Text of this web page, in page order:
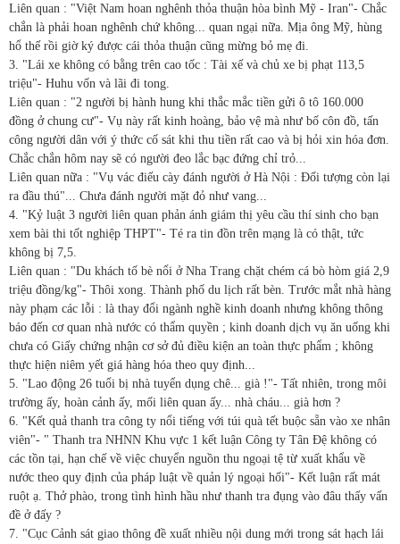
Liên quan : "Việt Nam hoan nghênh thỏa thuận hòa bình Mỹ - Iran"- Chắc
chắn là phải hoan nghênh chứ không... quan ngại nữa. Mịa ông Mỹ, hùng
hổ thế rồi giờ ký được cái thỏa thuận cũng mừng bỏ mẹ đi.
3. "Lái xe không có bằng trên cao tốc : Tài xế và chủ xe bị phạt 113,5
triệu"- Huhu vốn và lãi đi tong.
Liên quan : "2 người bị hành hung khi thắc mắc tiền gửi ô tô 160.000
đồng ở chung cư"- Vụ này rất kinh hoàng, bảo vệ mà như bố côn đồ, tấn
công người dân với ý thức cố sát khi thu tiền rất cao và bị hỏi xin hóa đơn.
Chắc chắn hôm nay sẽ có người đeo lắc bạc đứng chỉ trỏ...
Liên quan nữa : "Vụ vác điếu cày đánh người ở Hà Nội : Đối tượng còn lại
ra đầu thú"... Chưa đánh người mặt đỏ như vang...
4. "Kỷ luật 3 người liên quan phản ánh giám thị yêu cầu thí sinh cho bạn
xem bài thi tốt nghiệp THPT"- Té ra tin đồn trên mạng là có thật, tức
không bị 7,5.
Liên quan : "Du khách tố bè nổi ở Nha Trang chặt chém cá bò hòm giá 2,9
triệu đồng/kg"- Thôi xong. Thành phố du lịch rất bèn. Trước mắt nhà hàng
này phạm các lỗi : là thay đổi ngành nghề kinh doanh nhưng không thông
báo đến cơ quan nhà nước có thẩm quyền ; kinh doanh dịch vụ ăn uống khi
chưa có Giấy chứng nhận cơ sở đủ điều kiện an toàn thực phẩm ; không
thực hiện niêm yết giá hàng hóa theo quy định...
5. "Lao động 26 tuổi bị nhà tuyển dụng chê... già !"- Tất nhiên, trong môi
trường ấy, hoàn cảnh ấy, mối liên quan ấy... nhà cháu... già hơn ?
6. "Kết quả thanh tra công ty nổi tiếng với túi quà tết buộc sẵn vào xe nhân
viên"- " Thanh tra NHNN Khu vực 1 kết luận Công ty Tân Đệ không có
các tồn tại, hạn chế về việc chuyển nguồn thu ngoại tệ từ xuất khẩu về
nước theo quy định của pháp luật về quản lý ngoại hối"- Kết luận rất mát
ruột ạ. Thở phào, trong tình hình hầu như thanh tra đụng vào đâu thấy vấn
đề ở đấy ?
7. "Cục Cảnh sát giao thông đề xuất nhiều nội dung mới trong sát hạch lái